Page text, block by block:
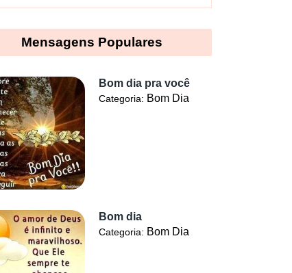
Mensagens Populares
Bom dia pra você
Categoria: Bom Dia
Bom dia
Categoria: Bom Dia